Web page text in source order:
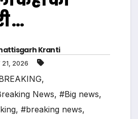
…
Kranti
21, 2026
,
News, #Big news,
, #breaking news,